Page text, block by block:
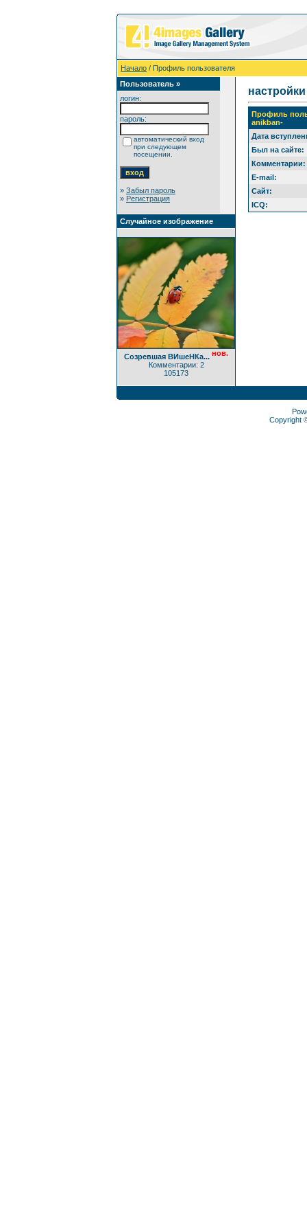
Начало / Профиль пользователя
Пользователь »
логин:
пароль:
автоматический вход
при следующем
посещении.
» Забыл пароль
» Регистрация
Случайное изображение
Созревшая ВИшеНКа... нов.
Комментарии: 2
105173
настройки
Профиль
anikban-
Дата
Был на сайте:
Комментарии:
E-mail:
Сайт:
ICQ:
Copyright